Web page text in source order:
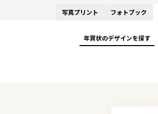
写真プリント フォトブック
年賀状のデザインを探す